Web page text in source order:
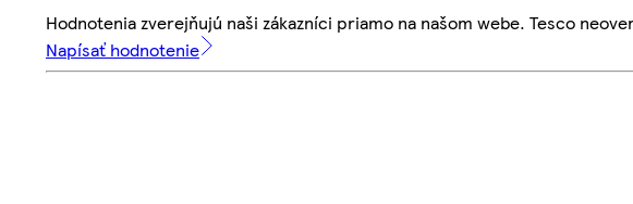
Hodnotenia zverejňujú naši zákazníci priamo na našom webe. Tesco
Napísať hodnotenie